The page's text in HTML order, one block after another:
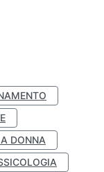
DONNA